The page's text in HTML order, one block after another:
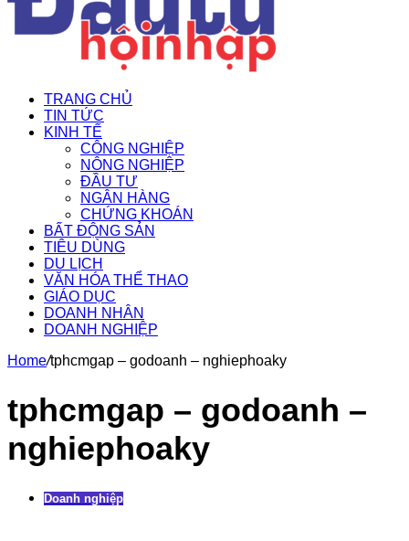
TRANG CHỦ
TIN TỨC
KINH TẾ
CÔNG NGHIỆP
NÔNG NGHIỆP
ĐẦU TƯ
NGÂN HÀNG
CHỨNG KHOÁN
BẤT ĐỘNG SẢN
TIÊU DÙNG
DU LỊCH
VĂN HÓA THỂ THAO
GIÁO DỤC
DOANH NHÂN
DOANH NGHIỆP
Home/tphcmgap – godoanh – nghiephoaky
tphcmgap – godoanh –
nghiephoaky
Doanh nghiệp